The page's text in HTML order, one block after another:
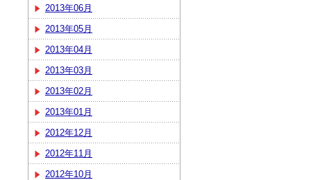
2013年06月
2013年05月
2013年04月
2013年03月
2013年02月
2013年01月
2012年12月
2012年11月
2012年10月